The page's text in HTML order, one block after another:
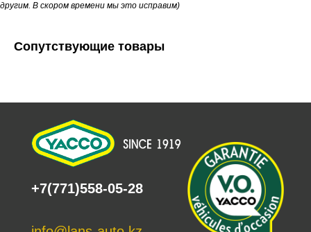
другим. В скором времени мы это исправим)
Сопутствующие товары
+7(771)558-05-28